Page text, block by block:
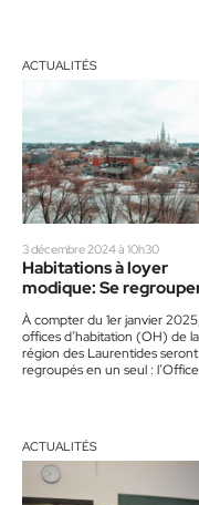
ACTUALITÉS
3 décembre 2024 à 10h30
Habitations à loyer
modique: Se
pour mieux servir
À compter du 1er janvier
offices d’habitation (OH) de la
région des Laurentides seront
regroupés en un seul : l’Office
ACTUALITÉS